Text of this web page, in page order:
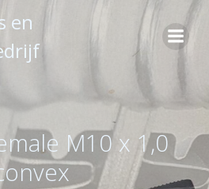
en
M10 x 1,0